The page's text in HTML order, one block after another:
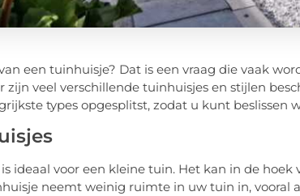
een tuinhuisje? Dat is een vraag die vaak
zijn veel verschillende tuinhuisjes en stijlen
types opgesplitst, zodat u kunt beslissen
ideaal voor een kleine tuin. Het kan in de
neemt weinig ruimte in uw tuin in, vooral